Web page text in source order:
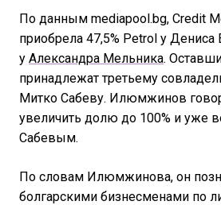
По данным mediapool.bg, Credit
приобрела 47,5% Petrol у
у Александра Мельника.
принадлежат третьему
Митко Сабеву. Илюмжинов
увеличить долю до 100% и уже
Сабевым.
По словам Илюмжинова, он
болгарскими бизнесменами по